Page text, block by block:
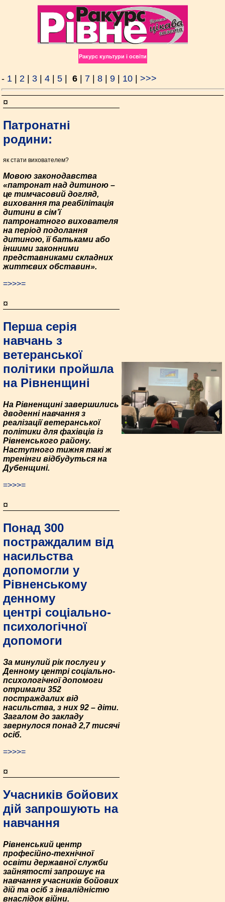
Ракурс культури і освіти
- 1 2 3 4 5 6 7 8 9 10 >>>
¤
Патронатні
родини:
як стати вихователем?
Мовою законодавства
«патронат над дитиною –
це тимчасовий догляд,
виховання та реабілітація
дитини в сім’ї
патронатного вихователя
на період подолання
дитиною, її батьками або
іншими законними
представниками складних
життєвих обставин».
=>>>=
¤
Перша серія
навчань з
ветеранської
політики пройшла
на Рівненщині
На Рівненщині завершились
дводенні навчання з
реалізації ветеранської
політики для фахівців із
Рівненського району.
Наступного тижня такі ж
тренінги відбудуться на
Дубенщині.
=>>>=
¤
Понад 300
постраждалим від
насильства
допомогли у
Рівненському
денному
центрі соціально-
психологічної
допомоги
За минулий рік послуги у
Денному центрі соціально-
психологічної допомоги
отримали 352
постраждалих від
насильства, з них 92 – діти.
Загалом до закладу
звернулося понад 2,7 тисячі
осіб.
=>>>=
¤
Учасників бойових
дій запрошують на
навчання
Рівненський центр
професійно-технічної
освіти державної служби
зайнятості запрошує на
навчання учасників бойових
дій та осіб з інвалідністю
внаслідок війни.